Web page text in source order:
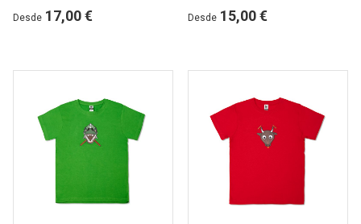
Desde 17,00 € Desde 15,00 €